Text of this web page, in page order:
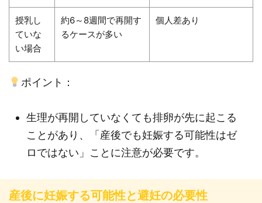
授乳し
ていな
い場合
約6～8週間で再開す
るケースが多い
個人差あり
ポイント：
生理が再開していなくても排卵が先に起こる
ことがあり、「産後でも妊娠する可能性はゼ
ロではない」ことに注意が必要です。
産後に妊娠する可能性と避妊の必要性